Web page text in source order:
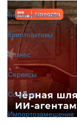
Банки и финтех
Криптоактивы
Бизнес
Сервисы
Соцсети
Импортозамещение